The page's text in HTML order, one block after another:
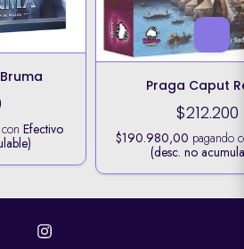
Efectivo
Praga Caput
$212.200
$190.980,00 pagando
(desc. no